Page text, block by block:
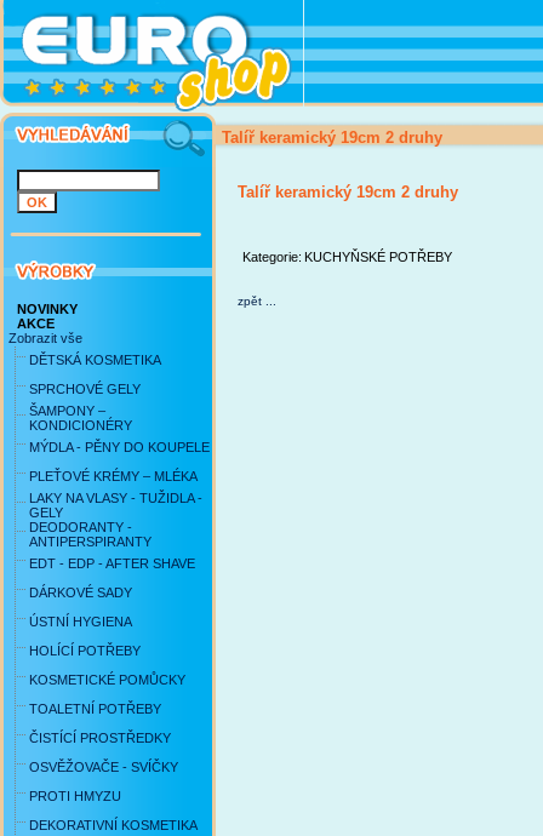
NOVINKY
AKCE
Zobrazit vše
DĚTSKÁ KOSMETIKA
SPRCHOVÉ GELY
ŠAMPONY –
KONDICIONÉRY
MÝDLA - PĚNY DO KOUPELE
PLEŤOVÉ KRÉMY – MLÉKA
LAKY NA VLASY - TUŽIDLA -
GELY
DEODORANTY -
ANTIPERSPIRANTY
EDT - EDP - AFTER SHAVE
DÁRKOVÉ SADY
ÚSTNÍ HYGIENA
HOLÍCÍ POTŘEBY
KOSMETICKÉ POMŮCKY
TOALETNÍ POTŘEBY
ČISTÍCÍ PROSTŘEDKY
OSVĚŽOVAČE - SVÍČKY
PROTI HMYZU
DEKORATIVNÍ KOSMETIKA
Talíř keramický 19cm 2 druhy
Talíř keramický 19cm 2 druhy
Kategorie: KUCHYŇSKÉ POTŘEBY
zpět ...